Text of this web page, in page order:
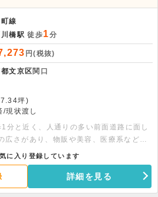
線
橋駅 徒歩1分
円(税抜)
文京区関口
坪)
/現状渡し
分と近く、人通りの多い前面道路に面し
さがあり、物販や美容、医療系など幅
した周辺環境も魅力。ぜひご検討くださ
に入り登録しています
詳細を見る